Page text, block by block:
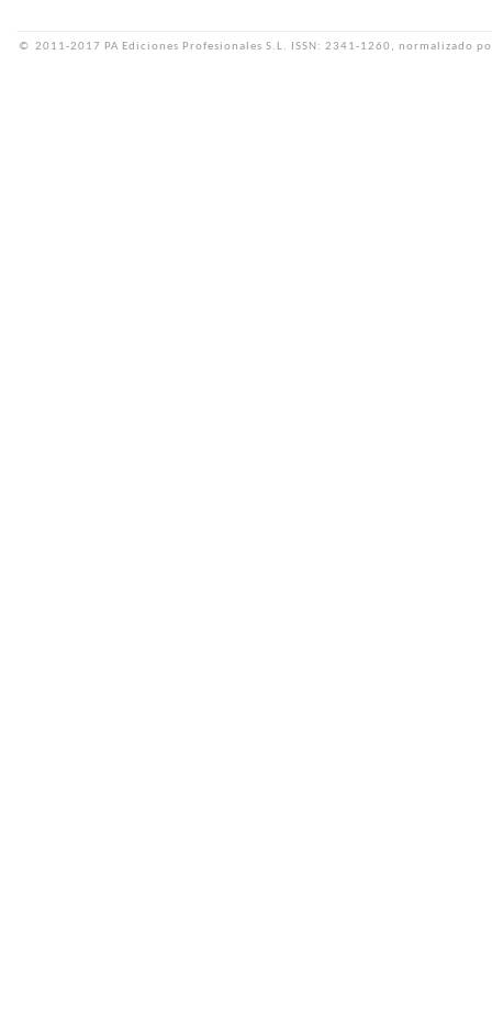
© 2011-2017 PA Ediciones Profesionales S.L. ISSN: 2341-1260, normalizado